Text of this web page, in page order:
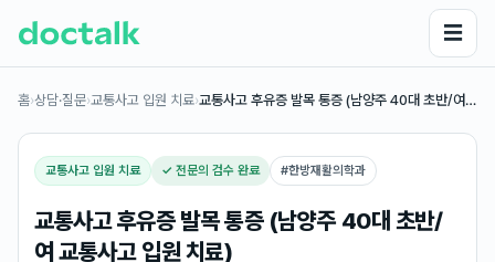
☰
홈›상담·질문›교통사고 입원 치료›교통사고 후유증 발목 통증 (남양주 40대 초반/여…
교통사고 입원 치료 ✓ 전문의 검수 완료 #한방재활의학과
교통사고 후유증 발목 통증 (남양주 40대 초반/
여 교통사고 입원 치료)